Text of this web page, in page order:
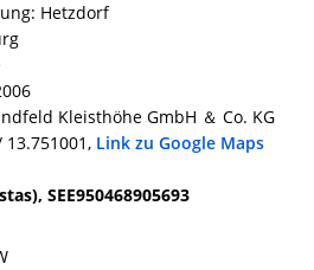
Hetzdorf
Kleisthöhe GmbH ＆ Co. KG
Link zu Google Maps
SEE950468905693